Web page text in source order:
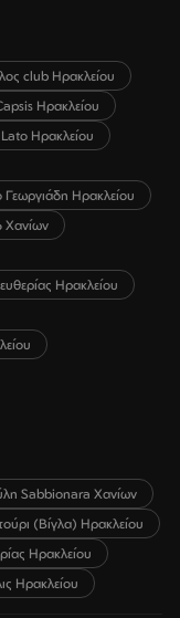
club Ηρακλείου
Ηρακλείου
Lato Ηρακλείου
Γεωργιάδη Ηρακλείου
Χανίων
Ηρακλείου
Sabbionara Χανίων
(Βίγλα) Ηρακλείου
Ηρακλείου
Ηρακλείου